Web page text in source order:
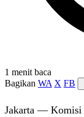
1 menit baca
Bagikan WA X FB
Jakarta — Komisi